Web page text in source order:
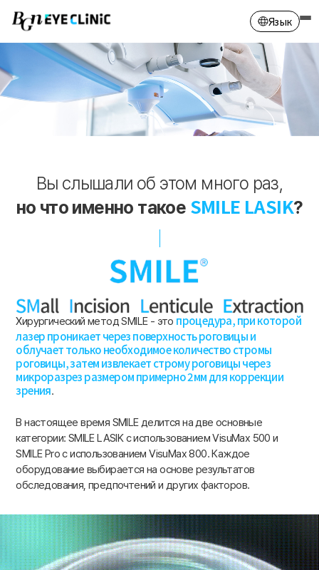
Язык
Английский
Русский
Монгольский
Китайский
Вы слышали об этом много раз,
но что именно такое SMILE LASIK?
Хирургический метод SMILE - это процедура, при которой
лазер проникает через поверхность роговицы и
облучает только необходимое количество стромы
роговицы, затем извлекает строму роговицы через
микроразрез размером примерно 2мм для коррекции
зрения.
В настоящее время SMILE делится на две основные
категории: SMILE LASIK с использованием VisuMax 500 и
SMILE Pro с использованием VisuMax 800. Каждое
оборудование выбирается на основе результатов
обследования, предпочтений и других факторов.